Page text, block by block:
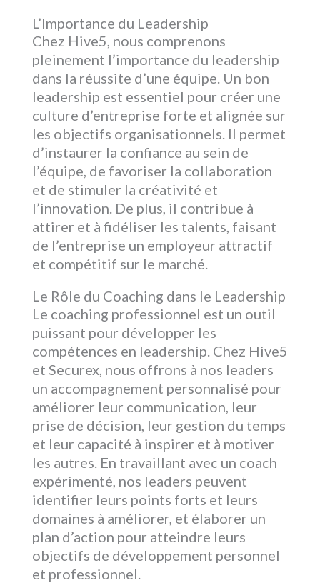
L’Importance du Leadership
Chez Hive5, nous comprenons
pleinement l’importance du leadership
dans la réussite d’une équipe. Un bon
leadership est essentiel pour créer une
culture d’entreprise forte et alignée sur
les objectifs organisationnels. Il permet
d’instaurer la confiance au sein de
l’équipe, de favoriser la collaboration
et de stimuler la créativité et
l’innovation. De plus, il contribue à
attirer et à fidéliser les talents, faisant
de l’entreprise un employeur attractif
et compétitif sur le marché.
Le Rôle du Coaching dans le Leadership
Le coaching professionnel est un outil
puissant pour développer les
compétences en leadership. Chez Hive5
et Securex, nous offrons à nos leaders
un accompagnement personnalisé pour
améliorer leur communication, leur
prise de décision, leur gestion du temps
et leur capacité à inspirer et à motiver
les autres. En travaillant avec un coach
expérimenté, nos leaders peuvent
identifier leurs points forts et leurs
domaines à améliorer, et élaborer un
plan d’action pour atteindre leurs
objectifs de développement personnel
et professionnel.